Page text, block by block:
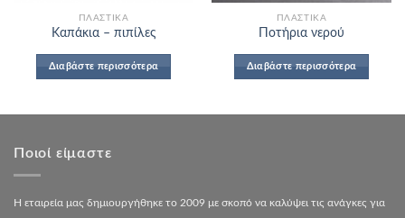
ΠΛΑΣΤΙΚΆ
Καπάκια – πιπίλες
Διαβάστε περισσότερα
ΠΛΑΣΤΙΚΆ
Ποτήρια νερού
Διαβάστε περισσότερα
Ποιοί είμαστε
Η εταιρεία μας δημιουργήθηκε το 2009 με σκοπό να καλύψει τις ανάγκες για